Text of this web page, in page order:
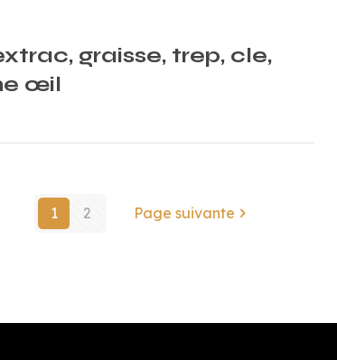
graisse, trep, cle,
œil
1 2 Page suivante